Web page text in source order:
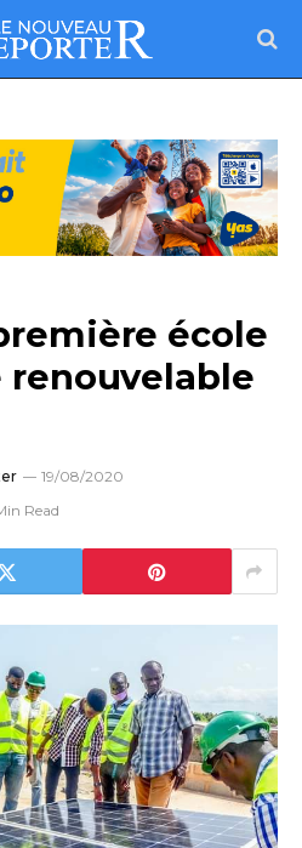
école
renouvelable
19/08/2020
Read